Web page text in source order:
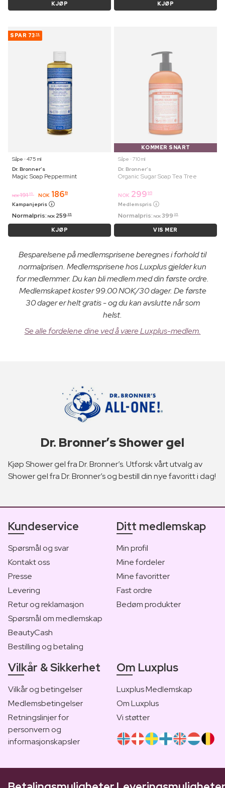
KJØP KJØP
SPAR 73 76
Såpe ⋅ 475 ml
Dr. Bronner’s
Magic Soap Peppermint
NOK 191 95 NOK 18619
Kampanjepris
Normalpris: NOK 259 95
KJØP
KOMMER SNART
Såpe ⋅ 710 ml
Dr. Bronner’s
Organic Sugar Soap Tea Tree
NOK 299 95
Medlemspris
Normalpris: NOK 399 95
VIS MER
Besparelsene på medlemsprisene beregnes i forhold til
normalprisen. Medlemsprisene hos Luxplus gjelder kun
for medlemmer. Du kan bli medlem med din første ordre.
Medlemskapet koster 99.00 NOK/30 dager. De første
30 dager er helt gratis - og du kan avslutte når som
helst.
Se alle fordelene dine ved å være Luxplus-medlem.
Dr. Bronner’s Shower gel
Kjøp Shower gel fra Dr. Bronner’s. Utforsk vårt utvalg av
Shower gel fra Dr. Bronner’s og bestill din nye favoritt i dag!
Kundeservice
Spørsmål og svar
Kontakt oss
Presse
Levering
Retur og reklamasjon
Spørsmål om medlemskap
BeautyCash
Bestilling og betaling
Ditt medlemskap
Min profil
Mine fordeler
Mine favoritter
Fast ordre
Bedøm produkter
Vilkår & Sikkerhet
Vilkår og betingelser
Medlemsbetingelser
Retningslinjer for
personvern og
informasjonskapsler
Om Luxplus
Luxplus Medlemskap
Om Luxplus
Vi støtter